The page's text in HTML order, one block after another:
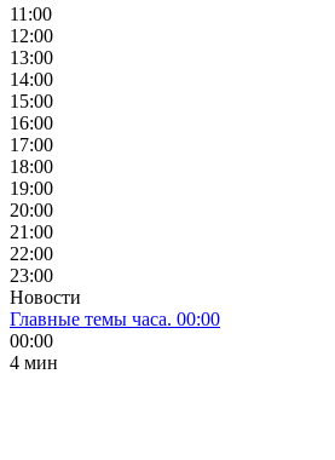
11:00
12:00
13:00
14:00
15:00
16:00
17:00
18:00
19:00
20:00
21:00
22:00
23:00
Новости
Главные темы часа. 00:00
00:00
4 мин